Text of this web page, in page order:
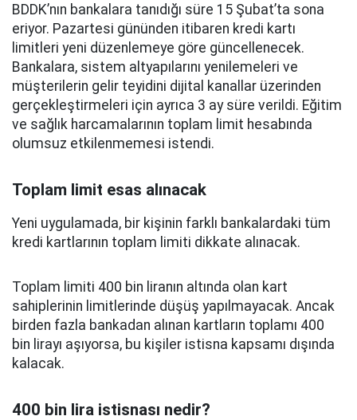
BDDK’nın bankalara tanıdığı süre 15 Şubat’ta sona
eriyor. Pazartesi gününden itibaren kredi kartı
limitleri yeni düzenlemeye göre güncellenecek.
Bankalara, sistem altyapılarını yenilemeleri ve
müşterilerin gelir teyidini dijital kanallar üzerinden
gerçekleştirmeleri için ayrıca 3 ay süre verildi. Eğitim
ve sağlık harcamalarının toplam limit hesabında
olumsuz etkilenmemesi istendi.
Toplam limit esas alınacak
Yeni uygulamada, bir kişinin farklı bankalardaki tüm
kredi kartlarının toplam limiti dikkate alınacak.
Toplam limiti 400 bin liranın altında olan kart
sahiplerinin limitlerinde düşüş yapılmayacak. Ancak
birden fazla bankadan alınan kartların toplamı 400
bin lirayı aşıyorsa, bu kişiler istisna kapsamı dışında
kalacak.
400 bin lira istisnası nedir?